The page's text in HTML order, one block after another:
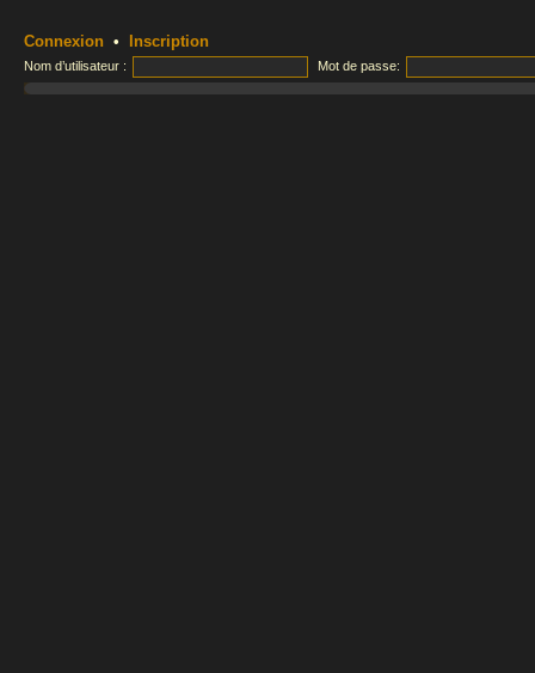
Connexion • Inscription
Nom d’utilisateur : Mot de passe: